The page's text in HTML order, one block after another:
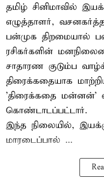
தமிழ் சினிமாவில்
எழுத்தாளர்,
பன்முக திறமையால்
ரசிகர்களின்
சாதாரண குடும்ப
திரைக்கதையாக
'திரைக்கதை மன்னன்'
கொண்டாடப்பட்டார்.
இந்த நிலையில்,
மாரடைப்பால் ...